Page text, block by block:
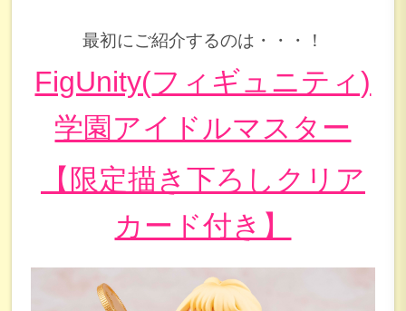
最初にご紹介するのは・・・！
FigUnity(フィギュニティ)
学園アイドルマスター
【限定描き下ろしクリア
カード付き】